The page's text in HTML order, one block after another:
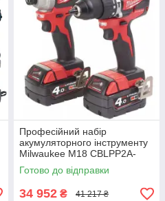
Професійний набір
акумуляторного інструменту
Milwaukee M18 CBLPP2A-
402C : шурупокрут, гайкокрут
Готово до відправки
34 952 ₴ 41 217 ₴